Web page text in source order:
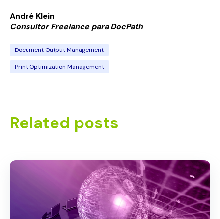
André Klein
Consultor Freelance paraDocPath
Document Output Management
Print Optimization Management
Related posts